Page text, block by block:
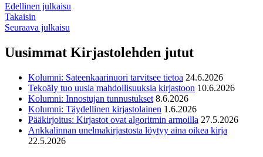
Edellinen julkaisu
Takaisin
Seuraava julkaisu
Uusimmat Kirjastolehden jutut
Kolumni: Sateenkaarinuori tarvitsee tietoa 24.6.2026
Tekoäly tuo uusia mahdollisuuksia kirjastoon 10.6.2026
Kolumni: Innostujan tunnustukset 8.6.2026
Kolumni: Täydellinen kirjastolainen 1.6.2026
Pääkirjoitus: Kirjastot ovat algoritmin armoilla 27.5.2026
Ankkalinnan unelmakirjastosta löytyy aina oikea kirja
22.5.2026